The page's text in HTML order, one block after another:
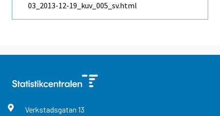
03_2013-12-19_kuv_005_sv.html
Verkstadsgatan 13